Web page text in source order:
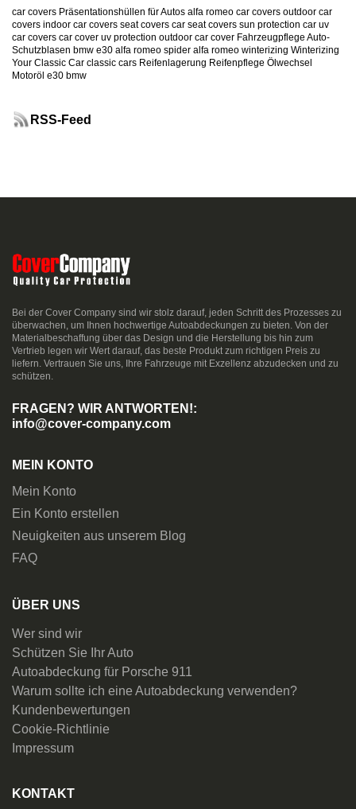
car covers Präsentationshüllen für Autos alfa romeo car covers outdoor car
covers indoor car covers seat covers car seat covers sun protection car uv
car covers car cover uv protection outdoor car cover Fahrzeugpflege Auto-
Schutzblasen bmw e30 alfa romeo spider alfa romeo winterizing Winterizing
Your Classic Car classic cars Reifenlagerung Reifenpflege Ölwechsel
Motoröl e30 bmw
RSS-Feed
Bei der Cover Company sind wir stolz darauf, jeden Schritt des Prozesses zu
überwachen, um Ihnen hochwertige Autoabdeckungen zu bieten. Von der
Materialbeschaffung über das Design und die Herstellung bis hin zum
Vertrieb legen wir Wert darauf, das beste Produkt zum richtigen Preis zu
liefern. Vertrauen Sie uns, Ihre Fahrzeuge mit Exzellenz abzudecken und zu
schützen.
FRAGEN? WIR ANTWORTEN!:
info@cover-company.com
MEIN KONTO
Mein Konto
Ein Konto erstellen
Neuigkeiten aus unserem Blog
FAQ
ÜBER UNS
Wer sind wir
Schützen Sie Ihr Auto
Autoabdeckung für Porsche 911
Warum sollte ich eine Autoabdeckung verwenden?
Kundenbewertungen
Cookie-Richtlinie
Impressum
KONTAKT